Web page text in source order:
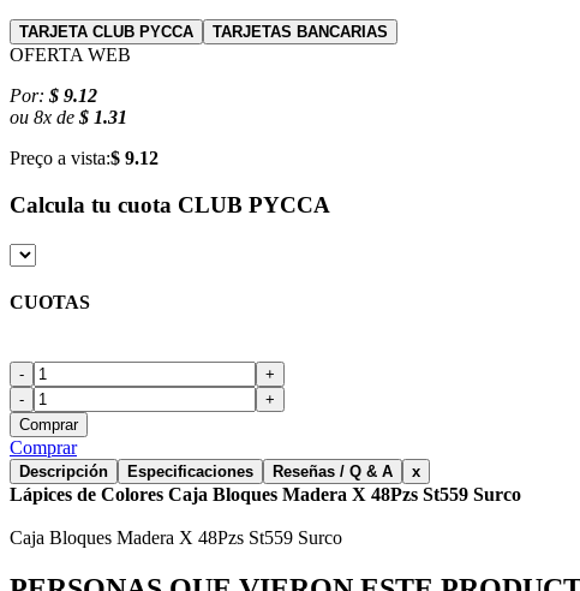
TARJETA CLUB PYCCA TARJETAS BANCARIAS
OFERTA WEB
Por: $ 9.12
ou 8x de $ 1.31
Preço a vista:$ 9.12
Calcula tu cuota CLUB PYCCA
CUOTAS
-
+
-
+
Comprar
Comprar
Descripción Especificaciones Reseñas / Q & A x
Lápices de Colores Caja Bloques Madera X 48Pzs St559 Surco
Caja Bloques Madera X 48Pzs St559 Surco